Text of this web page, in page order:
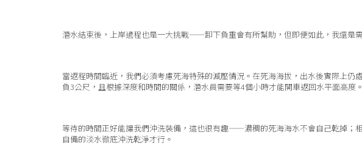
潛水結束後，上岸過程也是一大挑戰——卸下負重會有所幫助，但即便如此，我還是
當返程時間臨近，我們必須考慮死海特殊的減壓情況。在死海海拔，出水後實際上
負3公尺，且根據深度和時間的關係，潛水員需要等4個小時才能開車返回水平面高度。
等待的時間正好能讓我們沖洗裝備，這也很有趣——濃稠的死海海水不會自己乾掉；
自備的淡水徹底沖洗乾淨才行。